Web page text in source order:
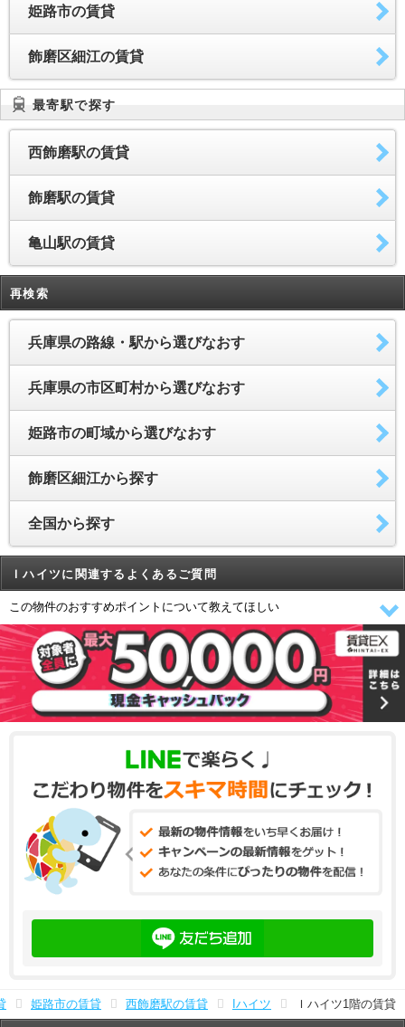
姫路市の賃貸
飾磨区細江の賃貸
最寄駅で探す
西飾磨駅の賃貸
飾磨駅の賃貸
亀山駅の賃貸
再検索
兵庫県の路線・駅から選びなおす
兵庫県の市区町村から選びなおす
姫路市の町域から選びなおす
飾磨区細江から探す
全国から探す
Ｉハイツに関連するよくあるご質問
この物件のおすすめポイントについて教えてほしい
姫路市の賃貸 西飾磨駅の賃貸 Iハイツ Ｉハイツ1階の賃貸